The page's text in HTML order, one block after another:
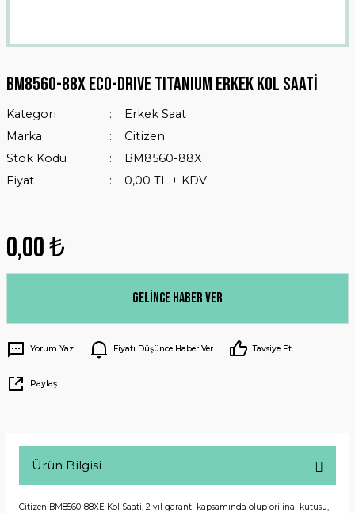
BM8560-88X ECO-DRIVE TITANIUM ERKEK KOL SAATİ
Kategori
Erkek Saat
Marka
Citizen
Stok Kodu
BM8560-88X
Fiyat
0,00 TL + KDV
0,00 ₺
Gelince Haber Ver
Yorum Yaz Fiyatı Düşünce Haber Ver Tavsiye Et
Paylaş
Ürün Bilgisi
Citizen BM8560-88XE Kol Saati, 2 yıl garanti kapsamında olup orijinal kutusu,